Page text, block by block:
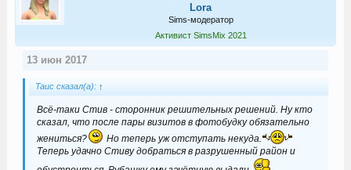
Lora
Sims-модератор
Активист SimsMix 2021
13 июн 2017
Tauc сказал(а): ↑
Всё-таки Стив - сторонник решительных решений. Ну кто
сказал, что после пары визитов в фотобудку обязательно
жениться?
Но теперь уж отступать некуда.
Теперь удачно Стиву добраться в разрушенный район и